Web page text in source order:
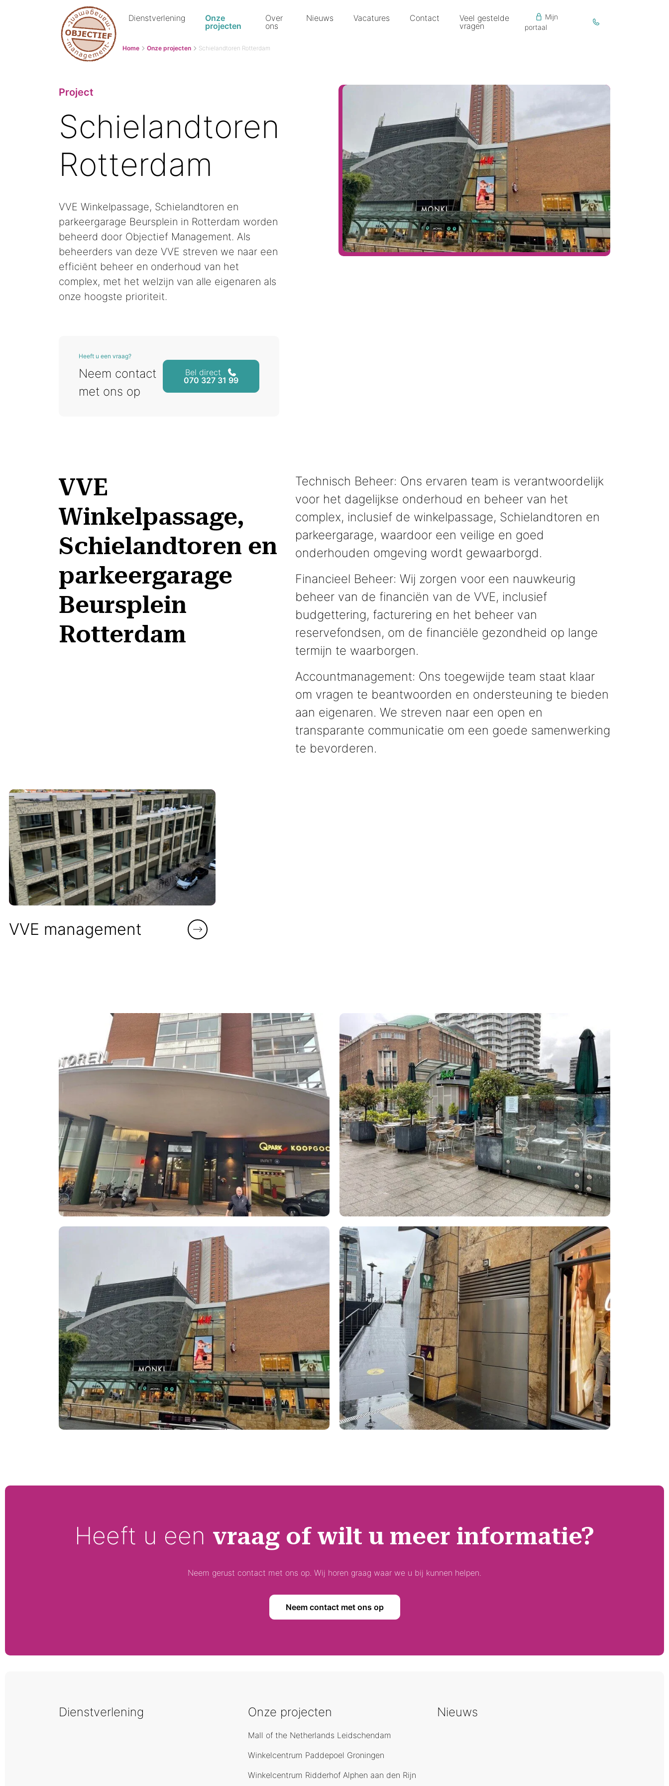
Dienstverlening
Onze
projecten
Over
ons
Nieuws Vacatures Contact
Veel gestelde
vragen
Mijn
portaal
Home Onze projecten Schielandtoren Rotterdam
Project
Schielandtoren
Rotterdam
VVE Winkelpassage, Schielandtoren en
parkeergarage Beursplein in Rotterdam worden
beheerd door Objectief Management. Als
beheerders van deze VVE streven we naar een
efficiënt beheer en onderhoud van het
complex, met het welzijn van alle eigenaren als
onze hoogste prioriteit.
Heeft u een vraag?
Neem contact
met ons op
Bel direct
070 327 31 99
VVE
Winkelpassage,
Schielandtoren en
parkeergarage
Beursplein
Rotterdam
Technisch Beheer: Ons ervaren team is verantwoordelijk
voor het dagelijkse onderhoud en beheer van het
complex, inclusief de winkelpassage, Schielandtoren en
parkeergarage, waardoor een veilige en goed
onderhouden omgeving wordt gewaarborgd.
Financieel Beheer: Wij zorgen voor een nauwkeurig
beheer van de financiën van de VVE, inclusief
budgettering, facturering en het beheer van
reservefondsen, om de financiële gezondheid op lange
termijn te waarborgen.
Accountmanagement: Ons toegewijde team staat klaar
om vragen te beantwoorden en ondersteuning te bieden
aan eigenaren. We streven naar een open en
transparante communicatie om een goede samenwerking
te bevorderen.
VVE management
Heeft u een vraag of wilt u meer informatie?
Neem gerust contact met ons op. Wij horen graag waar we u bij kunnen helpen.
Neem contact met ons op
Dienstverlening Onze projecten
Mall of the Netherlands Leidschendam
Winkelcentrum Paddepoel Groningen
Winkelcentrum Ridderhof Alphen aan den Rijn
Nieuws